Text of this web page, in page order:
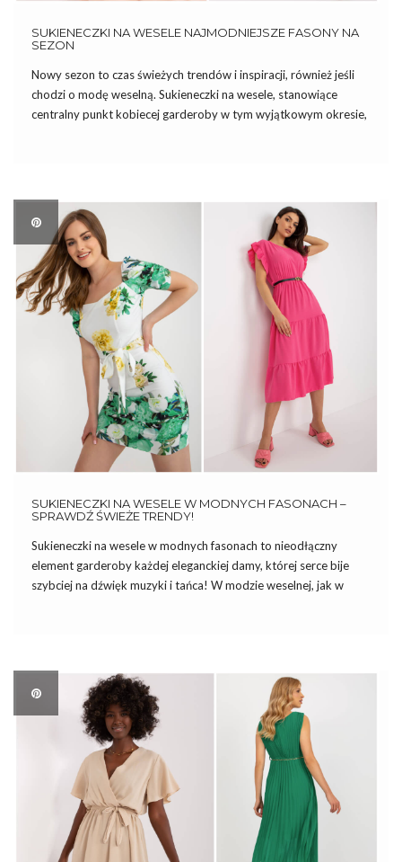
SUKIENECZKI NA WESELE NAJMODNIEJSZE FASONY NA
SEZON
Nowy sezon to czas świeżych trendów i inspiracji, również jeśli
chodzi o modę weselną. Sukieneczki na wesele, stanowiące
centralny punkt kobiecej garderoby w tym wyjątkowym okresie,
SUKIENECZKI NA WESELE W MODNYCH FASONACH –
SPRAWDŹ ŚWIEŻE TRENDY!
Sukieneczki na wesele w modnych fasonach to nieodłączny
element garderoby każdej eleganckiej damy, której serce bije
szybciej na dźwięk muzyki i tańca! W modzie weselnej, jak w